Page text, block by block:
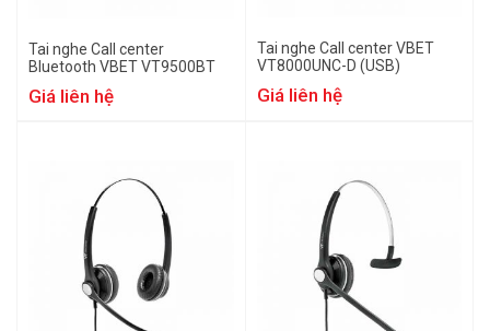
Tai nghe Call center
Bluetooth VBET VT9500BT
Giá liên hệ
Tai nghe Call center VBET
VT8000UNC-D (USB)
Giá liên hệ